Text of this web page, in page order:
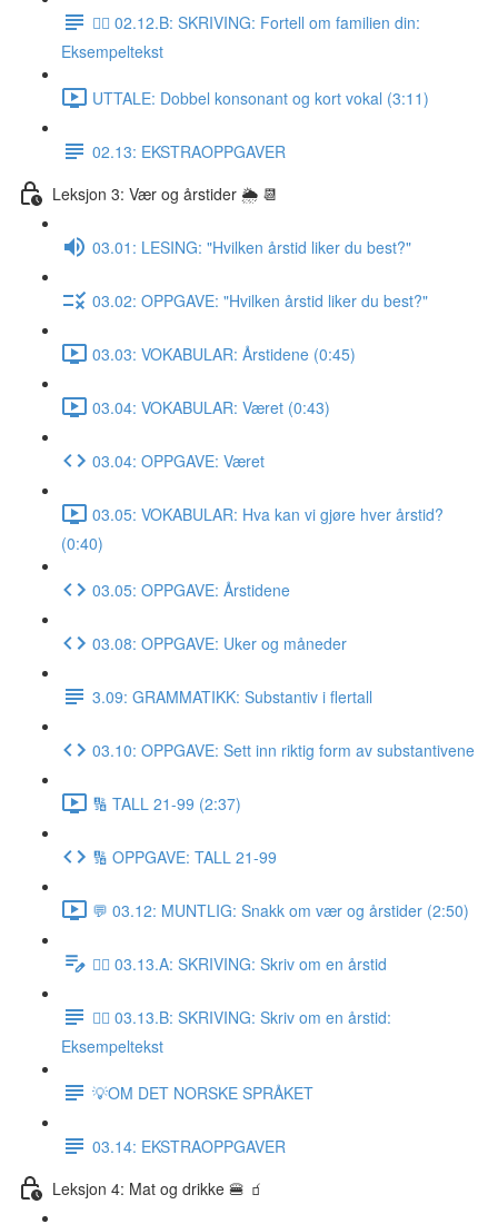
✍🏼 02.12.B: SKRIVING: Fortell om familien din:
Eksempeltekst
UTTALE: Dobbel konsonant og kort vokal (3:11)
02.13: EKSTRAOPPGAVER
Leksjon 3: Vær og årstider 🌦 📆
03.01: LESING: "Hvilken årstid liker du best?"
03.02: OPPGAVE: "Hvilken årstid liker du best?"
03.03: VOKABULAR: Årstidene (0:45)
03.04: VOKABULAR: Været (0:43)
03.04: OPPGAVE: Været
03.05: VOKABULAR: Hva kan vi gjøre hver årstid?
(0:40)
03.05: OPPGAVE: Årstidene
03.08: OPPGAVE: Uker og måneder
3.09: GRAMMATIKK: Substantiv i flertall
03.10: OPPGAVE: Sett inn riktig form av substantivene
🔢 TALL 21-99 (2:37)
🔢 OPPGAVE: TALL 21-99
💬 03.12: MUNTLIG: Snakk om vær og årstider (2:50)
✍🏼 03.13.A: SKRIVING: Skriv om en årstid
✍🏼 03.13.B: SKRIVING: Skriv om en årstid:
Eksempeltekst
💡OM DET NORSKE SPRÅKET
03.14: EKSTRAOPPGAVER
Leksjon 4: Mat og drikke 🍔 🧃